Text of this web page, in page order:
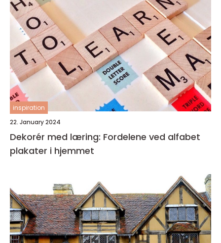
inspiration
22. January 2024
Dekorér med læring: Fordelene ved alfabet
plakater i hjemmet